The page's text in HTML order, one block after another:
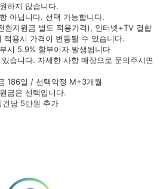
하지 않습니다.
아닙니다. 선택 가능합니다.
환지원금 별도 적용가격), 인터넷+TV 결합
적용시 가격이 변동될 수 있습니다.
시 5.9% 할부이자 발생됩니다
습니다. 자세한 사항 매장으로 문의주시면
186일 / 선택약정 M+3개월
금은 선택입니다.
건당 5만원 추가